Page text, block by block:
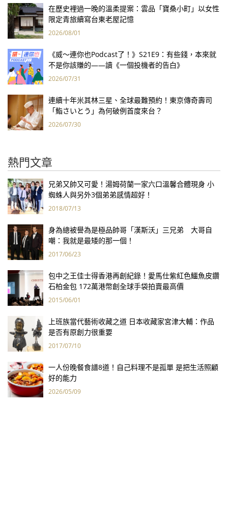
在歷史裡過一晚的溫柔提案：雲品「寶桑小町」以女性
限定青旅續寫台東老屋記憶
2026/08/01
《威～連你也Podcast了！》S21E9：有些錢，本來就
不是你該賺的——讀《一個投機者的告白》
2026/07/31
連續十年米其林三星、全球最難預約！東京傳奇壽司
「鮨さいとう」為何破例首度來台？
2026/07/30
熱門文章
兄弟又帥又可愛！湯姆荷蘭一家六口溫馨合體現身 小
蜘蛛人與另外3個弟弟感情超好！
2018/07/13
身為總被譽為是極品帥哥「漢斯沃」三兄弟 大哥自
嘲：我就是最矮的那一個！
2017/06/23
包中之王佳士得香港再創紀錄！愛馬仕紫紅色鱷魚皮鑽
石柏金包 172萬港幣創全球手袋拍賣最高價
2015/06/01
上班族當代藝術收藏之道 日本收藏家宮津大輔：作品
是否有原創力很重要
2017/07/10
一人份晚餐食譜8道！自己料理不是孤單 是把生活照顧
好的能力
2026/05/09